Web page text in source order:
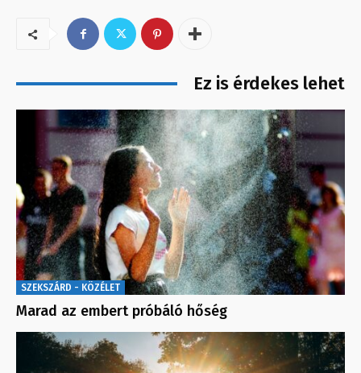
Ez is érdekes lehet
SZEKSZÁRD - KÖZÉLET
Marad az embert próbáló hőség